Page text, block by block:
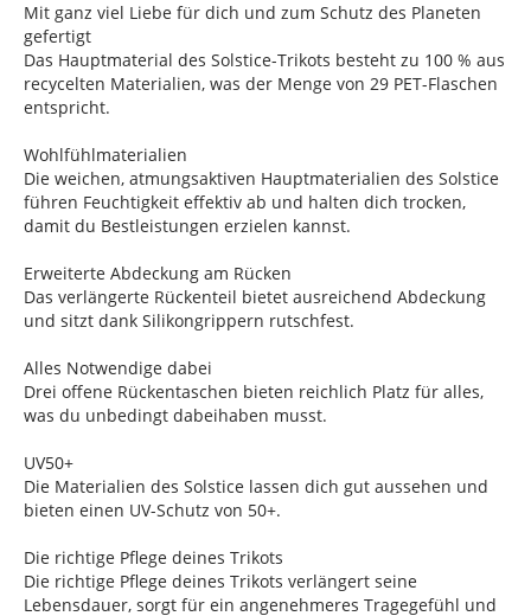
Mit ganz viel Liebe für dich und zum Schutz des Planeten
gefertigt
Das Hauptmaterial des Solstice-Trikots besteht zu 100 % aus
recycelten Materialien, was der Menge von 29 PET-Flaschen
entspricht.
Wohlfühlmaterialien
Die weichen, atmungsaktiven Hauptmaterialien des Solstice
führen Feuchtigkeit effektiv ab und halten dich trocken,
damit du Bestleistungen erzielen kannst.
Erweiterte Abdeckung am Rücken
Das verlängerte Rückenteil bietet ausreichend Abdeckung
und sitzt dank Silikongrippern rutschfest.
Alles Notwendige dabei
Drei offene Rückentaschen bieten reichlich Platz für alles,
was du unbedingt dabeihaben musst.
UV50+
Die Materialien des Solstice lassen dich gut aussehen und
bieten einen UV-Schutz von 50+.
Die richtige Pflege deines Trikots
Die richtige Pflege deines Trikots verlängert seine
Lebensdauer, sorgt für ein angenehmeres Tragegefühl und